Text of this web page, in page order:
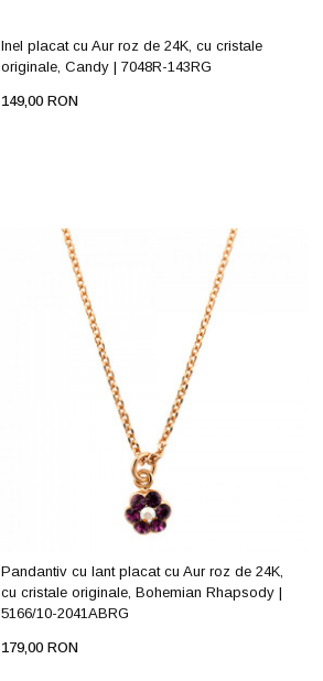
Inel placat cu Aur roz de 24K, cu cristale
originale, Candy | 7048R-143RG
149,00 RON
Pandantiv cu lant placat cu Aur roz de 24K,
cu cristale originale, Bohemian Rhapsody |
5166/10-2041ABRG
179,00 RON